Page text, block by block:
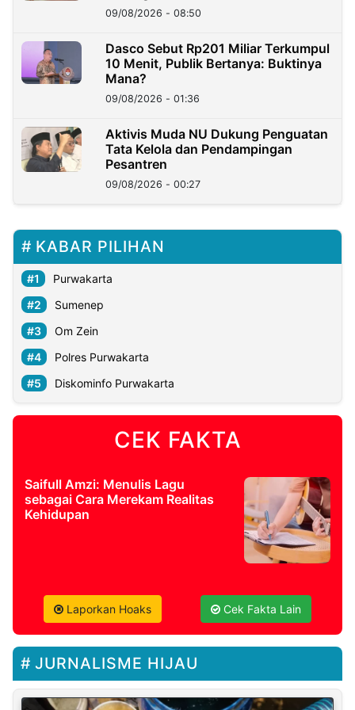
09/08/2026 - 08:50
Dasco Sebut Rp201 Miliar Terkumpul
10 Menit, Publik Bertanya: Buktinya
Mana?
09/08/2026 - 01:36
Aktivis Muda NU Dukung Penguatan
Tata Kelola dan Pendampingan
Pesantren
09/08/2026 - 00:27
KABAR PILIHAN
Purwakarta
Sumenep
Om Zein
Polres Purwakarta
Diskominfo Purwakarta
CEK FAKTA
Saifull Amzi: Menulis Lagu
sebagai Cara Merekam Realitas
Kehidupan
Laporkan Hoaks Cek Fakta Lain
JURNALISME HIJAU